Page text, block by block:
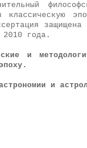
классическую
года.
и
и